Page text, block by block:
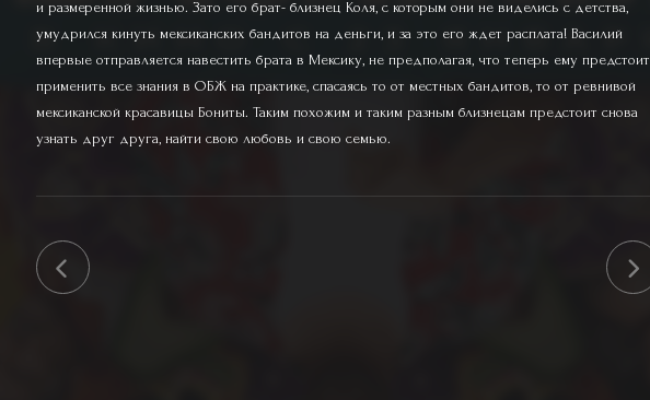
и размеренной жизнью. Зато его брат- близнец Коля, с которым они не виделись с детства,
умудрился кинуть мексиканских бандитов на деньги, и за это его ждет расплата! Василий
впервые отправляется навестить брата в Мексику, не предполагая, что теперь ему предстоит
применить все знания в ОБЖ на практике, спасаясь то от местных бандитов, то от ревнивой
мексиканской красавицы Бониты. Таким похожим и таким разным близнецам предстоит снова
узнать друг друга, найти свою любовь и свою семью.